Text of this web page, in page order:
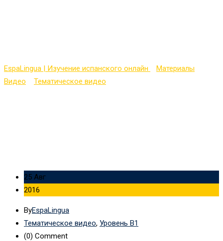
EspaLingua | Изучение испанского онлайн Материалы
Видео
Тематическое видео
25 Авг
2016
ByEspaLingua
Тематическое видео, Уровень B1
(0) Comment